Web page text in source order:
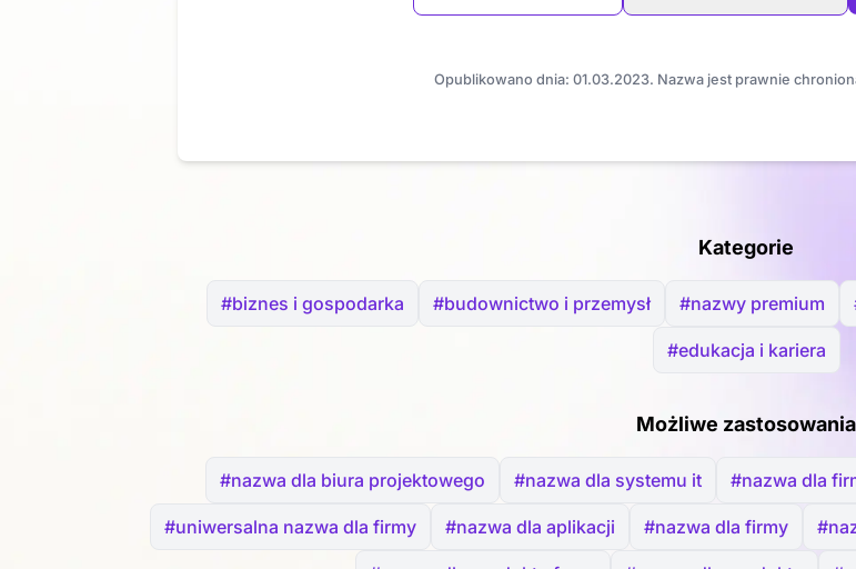
Opublikowano dnia: 01.03.2023. Nazwa jest prawnie
Kategorie
#biznes i gospodarka #budownictwo i przemysł #nazwy premium
#edukacja i kariera
Możliwe zastosowania
#nazwa dla biura projektowego #nazwa dla systemu it #nazwa dla
#uniwersalna nazwa dla firmy #nazwa dla aplikacji #nazwa dla firmy